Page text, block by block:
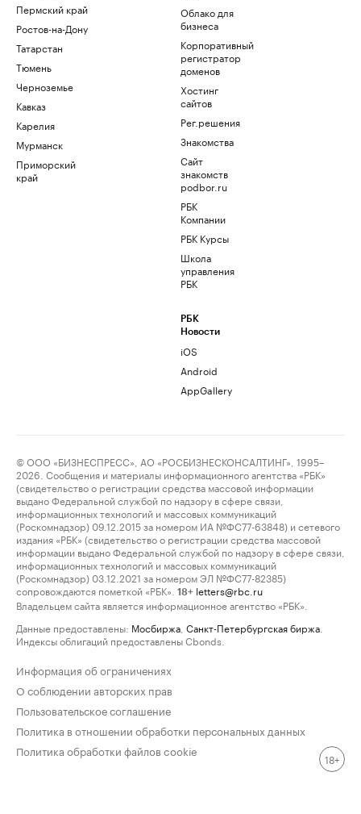
Пермский край
Ростов-на-Дону
Татарстан
Тюмень
Черноземье
Кавказ
Карелия
Мурманск
Приморский
край
Облако для
бизнеса
Корпоративный
регистратор
доменов
Хостинг
сайтов
Рег.решения
Знакомства
Сайт
знакомств
podbor.ru
РБК
Компании
РБК Курсы
Школа
управления
РБК
РБК
Новости
iOS
Android
AppGallery
© ООО «БИЗНЕСПРЕСС», АО «РОСБИЗНЕСКОНСАЛТИНГ», 1995–
2026. Сообщения и материалы информационного агентства «РБК»
(свидетельство о регистрации средства массовой информации
выдано Федеральной службой по надзору в сфере связи,
информационных технологий и массовых коммуникаций
(Роскомнадзор) 09.12.2015 за номером ИА №ФС77-63848) и сетевого
издания «РБК» (свидетельство о регистрации средства массовой
информации выдано Федеральной службой по надзору в сфере связи,
информационных технологий и массовых коммуникаций
(Роскомнадзор) 03.12.2021 за номером ЭЛ №ФС77-82385)
сопровождаются пометкой «РБК».
18+ letters@rbc.ru
Владельцем сайта является информационное агентство «РБК».
Данные предоставлены: Мосбиржа Санкт-Петербургская биржа
Индексы облигаций предоставлены Cbonds.
Информация об ограничениях
О соблюдении авторских прав
Пользовательское соглашение
Политика в отношении обработки персональных данных
Политика обработки файлов cookie
18+